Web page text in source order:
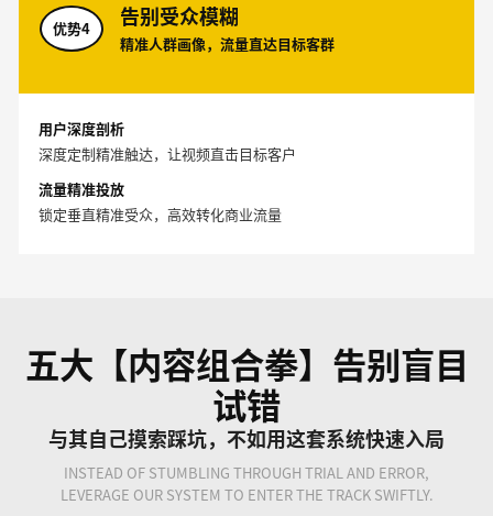
优势4 告别受众模糊
精准人群画像，流量直达目标客群
用户深度剖析
深度定制精准触达，让视频直击目标客户
流量精准投放
锁定垂直精准受众，高效转化商业流量
五大【内容组合拳】告别盲目
试错
与其自己摸索踩坑，不如用这套系统快速入局
INSTEAD OF STUMBLING THROUGH TRIAL AND ERROR,
LEVERAGE OUR SYSTEM TO ENTER THE TRACK SWIFTLY.